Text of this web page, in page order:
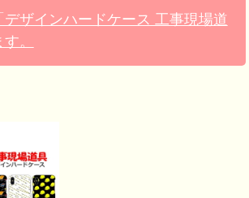
デザインハードケース 工事現場道
。